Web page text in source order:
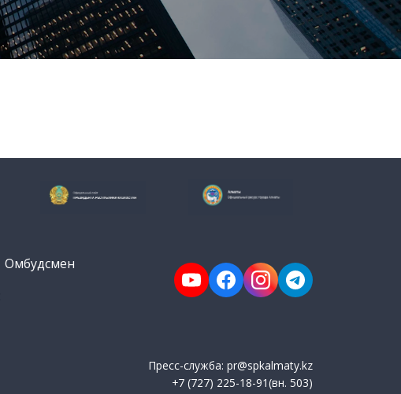
Омбудсмен
Пресс-служба: pr@spkalmaty.kz
+7 (727) 225-18-91(вн. 503)